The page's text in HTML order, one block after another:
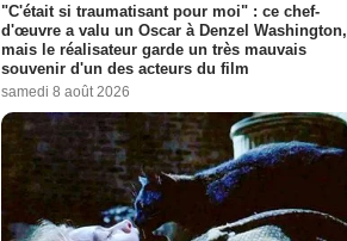
"C'était si traumatisant pour moi" : ce chef-
d'œuvre a valu un Oscar à Denzel Washington,
mais le réalisateur garde un très mauvais
souvenir d'un des acteurs du film
samedi 8 août 2026